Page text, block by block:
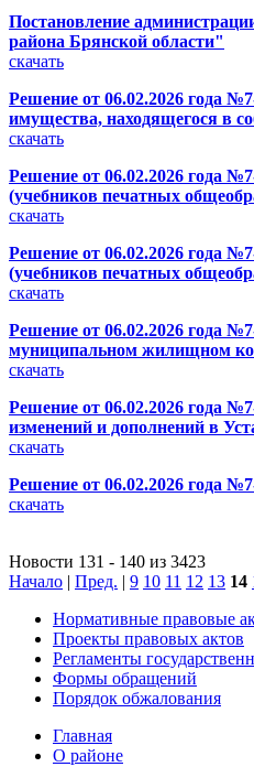
Постановление
района Брянской области"
скачать
Решение от 06.02.2026 года
имущества, находящегося в
скачать
Решение от 06.02.2026 года
(учебников печатных
скачать
Решение от 06.02.2026 года
(учебников печатных
скачать
Решение от 06.02.2026 года
муниципальном жилищном
скачать
Решение от 06.02.2026 года
изменений и дополнений в
скачать
Решение от 06.02.2026 года
скачать
Новости 131 - 140 из 3423
Начало | Пред. | 9 10 11 12 13 14
Нормативные правовые
Проекты правовых актов
Регламенты
Формы обращений
Порядок обжалования
Главная
О районе